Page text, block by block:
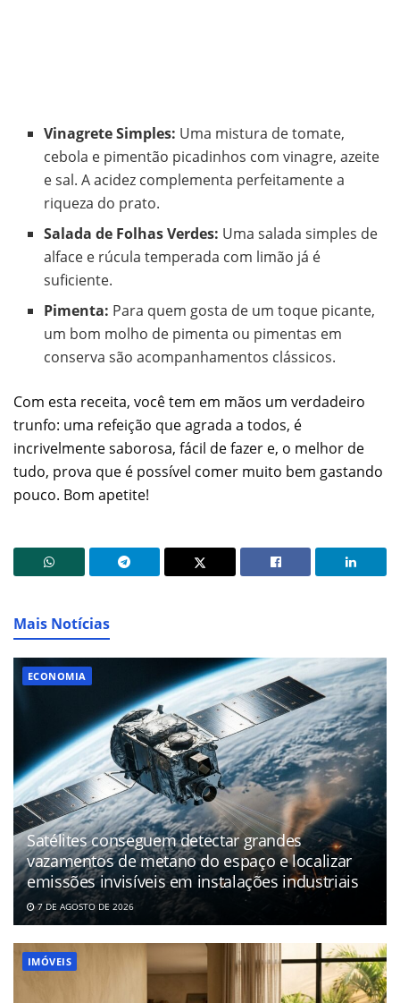
Vinagrete Simples: Uma mistura de tomate,
cebola e pimentão picadinhos com vinagre, azeite
e sal. A acidez complementa perfeitamente a
riqueza do prato.
Salada de Folhas Verdes: Uma salada simples de
alface e rúcula temperada com limão já é
suficiente.
Pimenta: Para quem gosta de um toque picante,
um bom molho de pimenta ou pimentas em
conserva são acompanhamentos clássicos.
Com esta receita, você tem em mãos um verdadeiro
trunfo: uma refeição que agrada a todos, é
incrivelmente saborosa, fácil de fazer e, o melhor de
tudo, prova que é possível comer muito bem gastando
pouco. Bom apetite!
Mais Notícias
ECONOMIA
Satélites conseguem detectar grandes
vazamentos de metano do espaço e localizar
emissões invisíveis em instalações industriais
7 DE AGOSTO DE 2026
IMÓVEIS